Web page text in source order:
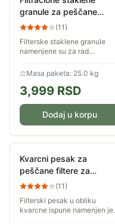
granule za peščane
filtere za bazene 0,5-
(11)
Filterske staklene granule
namenjene su za rad
Granulacija: 0,5-1mm.
Količina: 25kg
⚖Masa paketa: 25.0 kg
3,999 RSD
Dodaj u korpu
Kvarcni pesak za
peščane filtere za
bazene 1-2mm 25kg
(11)
Filterski pesak u obliku
kvarcne ispune namenjen je